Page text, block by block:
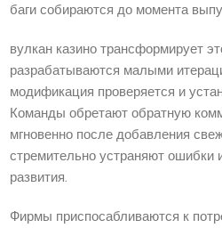
баги собираются до момента
вулкан казино трансформирует
разрабатываются малыми
модификация проверяется и
Команды обретают обратную
мгновенно после добавления
стремительно устраняют ошибки
развития.
Фирмы приспосабливаются к